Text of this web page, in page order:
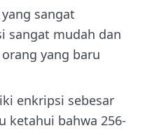
sangat
sangat mudah dan
yang baru
enkripsi sebesar
ketahui bahwa 256-